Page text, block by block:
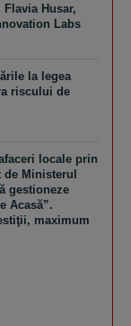
Husar,
Labs
la legea
riscului de
locale prin
Ministerul
gestioneze
Acasă”.
maximum